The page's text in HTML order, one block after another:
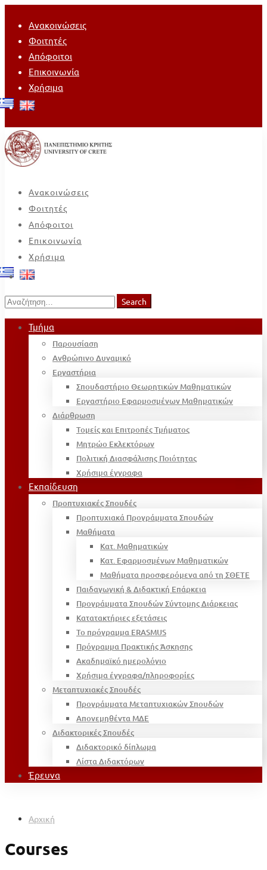
Ανακοινώσεις
Φοιτητές
Απόφοιτοι
Επικοινωνία
Χρήσιμα
Ανακοινώσεις
Φοιτητές
Απόφοιτοι
Επικοινωνία
Χρήσιμα
Search
for:
Search
Τμήμα
Παρουσίαση
Ανθρώπινο Δυναμικό
Εργαστήρια
Σπουδαστήριο Θεωρητικών Μαθηματικών
Εργαστήριο Εφαρμοσμένων Μαθηματικών
Διάρθρωση
Τομείς και Επιτροπές Τμήματος
Μητρώο Εκλεκτόρων
Πολιτική Διασφάλισης Ποιότητας
Χρήσιμα έγγραφα
Εκπαίδευση
Προπτυχιακές Σπουδές
Προπτυχιακά Προγράμματα Σπουδών
Μαθήματα
Κατ. Μαθηματικών
Κατ. Εφαρμοσμένων Μαθηματικών
Μαθήματα προσφερόμενα από τη ΣΘΕΤΕ
Παιδαγωγική & Διδακτική Επάρκεια
Προγράμματα Σπουδών Σύντομης Διάρκειας
Κατατακτήριες εξετάσεις
Το πρόγραμμα ERASMUS
Πρόγραμμα Πρακτικής Άσκησης
Ακαδημαϊκό ημερολόγιο
Χρήσιμα έγγραφα/πληροφορίες
Μεταπτυχιακές Σπουδές
Προγράμματα Μεταπτυχιακών Σπουδών
Απονεμηθέντα ΜΔΕ
Διδακτορικές Σπουδές
Διδακτορικό δίπλωμα
Λίστα Διδακτόρων
Έρευνα
Αρχική
Courses